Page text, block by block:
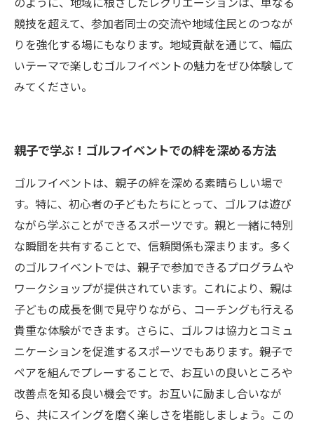
競技を超えて、参加者同士の交流や地域住民とのつなが
りを強化する場にもなります。地域貢献を通じて、幅広
いテーマで楽しむゴルフイベントの魅力をぜひ体験して
みてください。
親子で学ぶ！ゴルフイベントでの絆を深める方法
ゴルフイベントは、親子の絆を深める素晴らしい場で
す。特に、初心者の子どもたちにとって、ゴルフは遊び
ながら学ぶことができるスポーツです。親と一緒に特別
な瞬間を共有することで、信頼関係も深まります。多く
のゴルフイベントでは、親子で参加できるプログラムや
ワークショップが提供されています。これにより、親は
子どもの成長を側で見守りながら、コーチングも行える
貴重な体験ができます。さらに、ゴルフは協力とコミュ
ニケーションを促進するスポーツでもあります。親子で
ペアを組んでプレーすることで、お互いの良いところや
改善点を知る良い機会です。お互いに励まし合いなが
ら、共にスイングを磨く楽しさを堪能しましょう。この